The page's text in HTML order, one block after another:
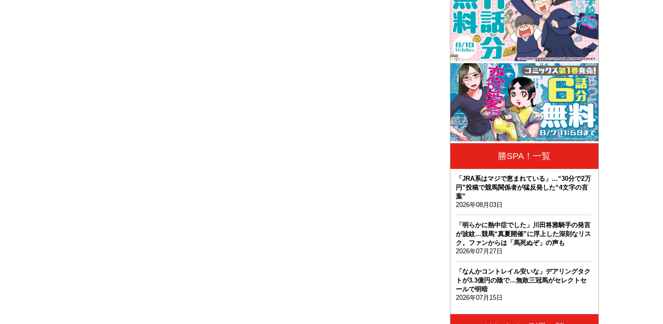
勝SPA！一覧
「JRA系はマジで恵まれている」…“30分で2万
円”投稿で競馬関係者が猛反発した“4文字の言
葉”
2026年08月03日
「明らかに熱中症でした」川田将雅騎手の発言
が波紋…競馬“真夏開催”に浮上した深刻なリス
ク。ファンからは「馬死ぬぞ」の声も
2026年07月27日
「なんかコントレイル安いな」デアリングタク
トが3.3億円の陰で…無敗三冠馬がセレクトセ
ールで明暗
2026年07月15日